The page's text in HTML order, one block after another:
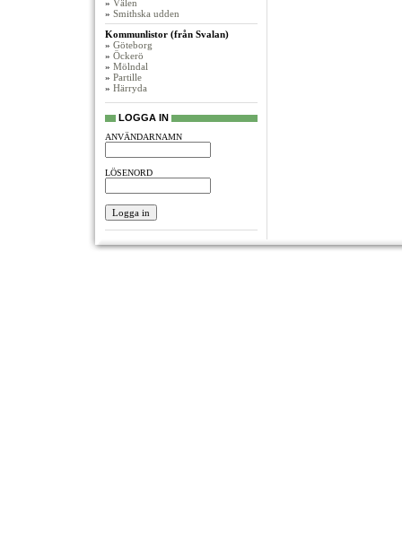
» Välen
» Smithska udden
Kommunlistor (från Svalan)
» Göteborg
» Öckerö
» Mölndal
» Partille
» Härryda
LOGGA IN
ANVÄNDARNAMN
LÖSENORD